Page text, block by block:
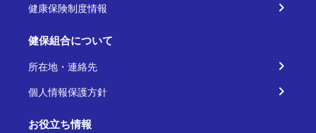
健康保険制度情報
健保組合について
所在地・連絡先
個人情報保護方針
お役立ち情報